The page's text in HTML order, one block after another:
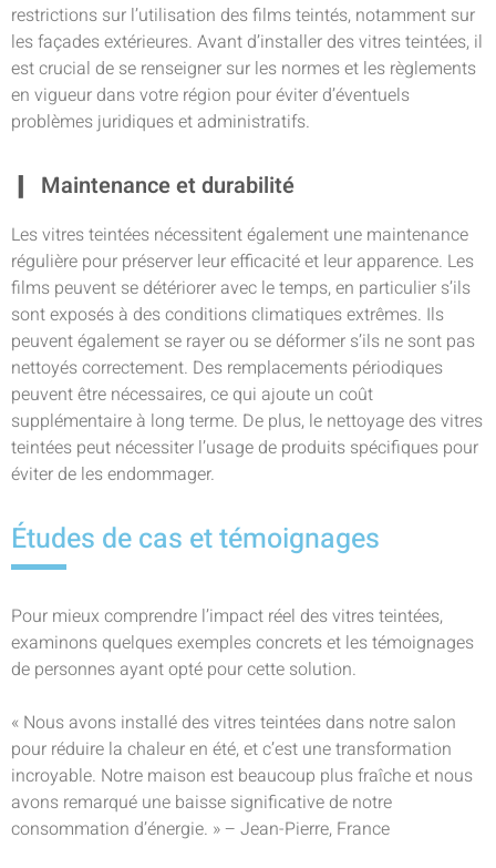
restrictions sur l’utilisation des films teintés, notamment sur
les façades extérieures. Avant d’installer des vitres teintées, il
est crucial de se renseigner sur les normes et les règlements
en vigueur dans votre région pour éviter d’éventuels
problèmes juridiques et administratifs.
Maintenance et durabilité
Les vitres teintées nécessitent également une maintenance
régulière pour préserver leur efficacité et leur apparence. Les
films peuvent se détériorer avec le temps, en particulier s’ils
sont exposés à des conditions climatiques extrêmes. Ils
peuvent également se rayer ou se déformer s’ils ne sont pas
nettoyés correctement. Des remplacements périodiques
peuvent être nécessaires, ce qui ajoute un coût
supplémentaire à long terme. De plus, le nettoyage des vitres
teintées peut nécessiter l’usage de produits spécifiques pour
éviter de les endommager.
Études de cas et témoignages
Pour mieux comprendre l’impact réel des vitres teintées,
examinons quelques exemples concrets et les témoignages
de personnes ayant opté pour cette solution.
« Nous avons installé des vitres teintées dans notre salon
pour réduire la chaleur en été, et c’est une transformation
incroyable. Notre maison est beaucoup plus fraîche et nous
avons remarqué une baisse significative de notre
consommation d’énergie. » – Jean-Pierre, France